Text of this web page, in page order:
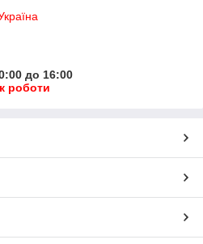
до 16:00
роботи